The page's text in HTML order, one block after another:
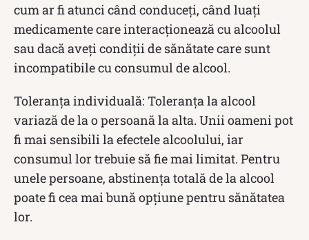
cum ar fi atunci când conduceți, când luați
medicamente care interacționează cu alcoolul
sau dacă aveți condiții de sănătate care sunt
incompatibile cu consumul de alcool.
Toleranța individuală: Toleranța la alcool
variază de la o persoană la alta. Unii oameni pot
fi mai sensibili la efectele alcoolului, iar
consumul lor trebuie să fie mai limitat. Pentru
unele persoane, abstinența totală de la alcool
poate fi cea mai bună opțiune pentru sănătatea
lor.